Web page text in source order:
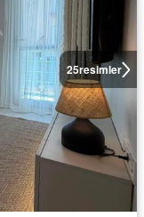
25resimler